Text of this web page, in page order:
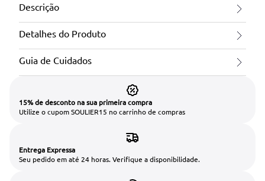
Descrição
Detalhes do Produto
Guia de Cuidados
15% de desconto na sua primeira compra
Utilize o cupom SOULIER15 no carrinho de compras
Entrega Expressa
Seu pedido em até 24 horas. Verifique a disponibilidade.